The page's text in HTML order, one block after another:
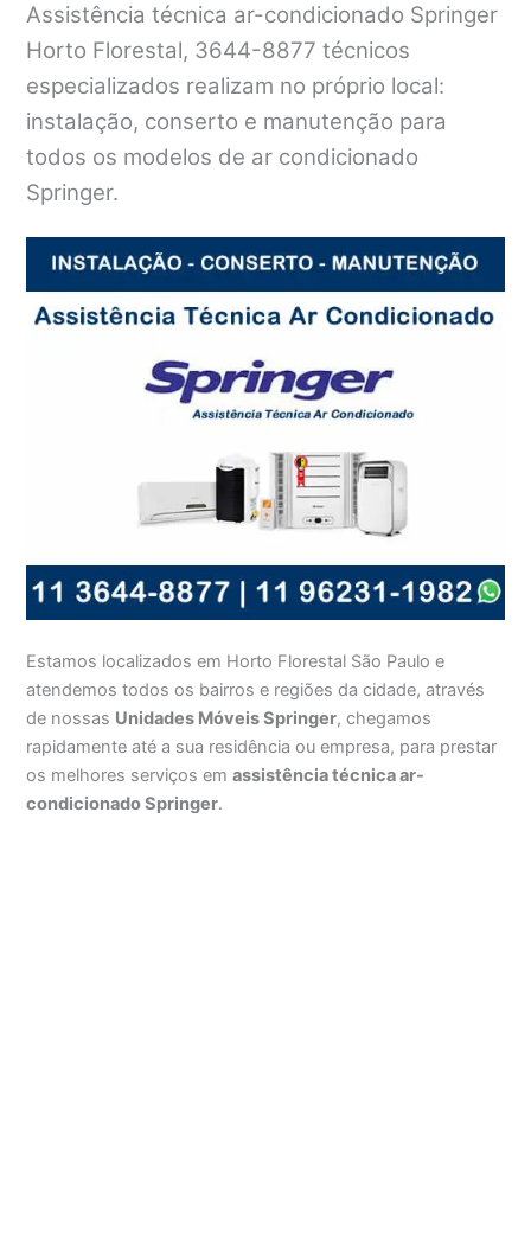
Assistência técnica ar-condicionado Springer
Horto Florestal, 3644-8877 técnicos
especializados realizam no próprio local:
instalação, conserto e manutenção para
todos os modelos de ar condicionado
Springer.
Estamos localizados em Horto Florestal São Paulo e
atendemos todos os bairros e regiões da cidade, através
de nossas Unidades Móveis Springer, chegamos
rapidamente até a sua residência ou empresa, para prestar
os melhores serviços emassistência técnica ar-
condicionado Springer.